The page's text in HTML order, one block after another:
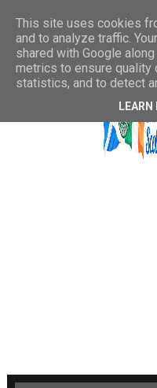
This site uses cookies
and to analyze traffic.
shared with Google
metrics to ensure quality
statistics, and to detect
LEARN